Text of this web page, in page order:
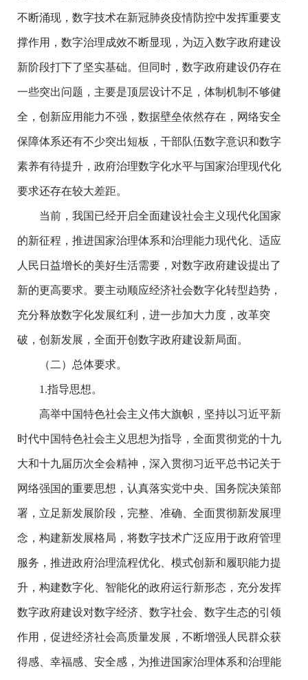
不断涌现，数字技术在新冠肺炎疫情防控中发挥重要支
撑作用，数字治理成效不断显现，为迈入数字政府建设
新阶段打下了坚实基础。但同时，数字政府建设仍存在
一些突出问题，主要是顶层设计不足，体制机制不够健
全，创新应用能力不强，数据壁垒依然存在，网络安全
保障体系还有不少突出短板，干部队伍数字意识和数字
素养有待提升，政府治理数字化水平与国家治理现代化
要求还存在较大差距。
当前，我国已经开启全面建设社会主义现代化国家
的新征程，推进国家治理体系和治理能力现代化、适应
人民日益增长的美好生活需要，对数字政府建设提出了
新的更高要求。要主动顺应经济社会数字化转型趋势，
充分释放数字化发展红利，进一步加大力度，改革突
破，创新发展，全面开创数字政府建设新局面。
（二）总体要求。
1.指导思想。
高举中国特色社会主义伟大旗帜，坚持以习近平新
时代中国特色社会主义思想为指导，全面贯彻党的十九
大和十九届历次全会精神，深入贯彻习近平总书记关于
网络强国的重要思想，认真落实党中央、国务院决策部
署，立足新发展阶段，完整、准确、全面贯彻新发展理
念，构建新发展格局，将数字技术广泛应用于政府管理
服务，推进政府治理流程优化、模式创新和履职能力提
升，构建数字化、智能化的政府运行新形态，充分发挥
数字政府建设对数字经济、数字社会、数字生态的引领
作用，促进经济社会高质量发展，不断增强人民群众获
得感、幸福感、安全感，为推进国家治理体系和治理能